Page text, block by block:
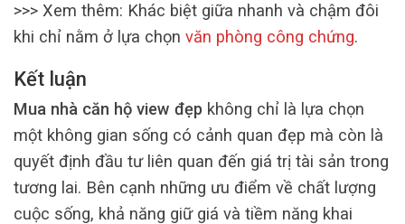
>>> Xem thêm: Khác biệt giữa nhanh và chậm đôi
khi chỉ nằm ở lựa chọn văn phòng công chứng.
Kết luận
Mua nhà căn hộ view đẹp không chỉ là lựa chọn
một không gian sống có cảnh quan đẹp mà còn là
quyết định đầu tư liên quan đến giá trị tài sản trong
tương lai. Bên cạnh những ưu điểm về chất lượng
cuộc sống, khả năng giữ giá và tiềm năng khai